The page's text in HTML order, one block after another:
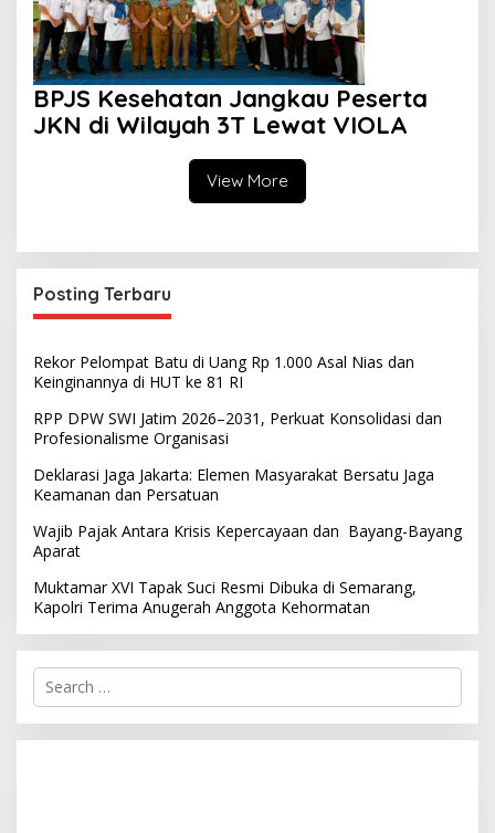
BPJS Kesehatan Jangkau Peserta
JKN di Wilayah 3T Lewat VIOLA
View More
Posting Terbaru
Rekor Pelompat Batu di Uang Rp 1.000 Asal Nias dan
Keinginannya di HUT ke 81 RI
RPP DPW SWI Jatim 2026–2031, Perkuat Konsolidasi dan
Profesionalisme Organisasi
Deklarasi Jaga Jakarta: Elemen Masyarakat Bersatu Jaga
Keamanan dan Persatuan
Wajib Pajak Antara Krisis Kepercayaan dan Bayang-Bayang
Aparat
Muktamar XVI Tapak Suci Resmi Dibuka di Semarang,
Kapolri Terima Anugerah Anggota Kehormatan
S
r